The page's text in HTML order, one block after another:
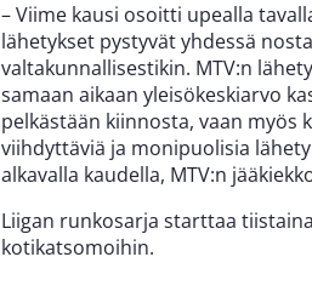
– Viime kausi osoitti upealla
lähetykset pystyvät yhdessä
valtakunnallisestikin. MTV:n
samaan aikaan yleisökeskiarvo
pelkästään kiinnosta, vaan myös
viihdyttäviä ja monipuolisia
alkavalla kaudella, MTV:n
Liigan runkosarja starttaa
kotikatsomoihin.